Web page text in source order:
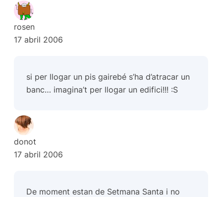
rosen
17 abril 2006
si per llogar un pis gairebé s’ha d’atracar un
banc… imagina’t per llogar un edifici!!! :S
donot
17 abril 2006
De moment estan de Setmana Santa i no